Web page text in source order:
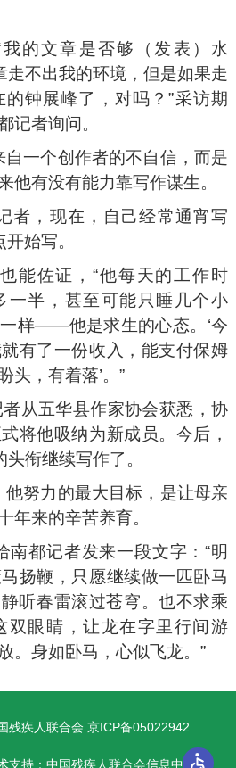
我的文章是否够（发表）水
走不出我的环境，但是如果走
钟展峰了，对吗？”采访期
记者询问。
一个创作者的不自信，而是
他有没有能力靠写作谋生。
者，现在，自己经常通宵写
始写。
能佐证，“他每天的工作时
一半，甚至可能只睡几个小
样——他是求生的心态。‘今
有了一份收入，能支付保姆
头，有着落’。”
从五华县作家协会获悉，协
将他吸纳为新成员。今后，
头衔继续写作了。
他努力的最大目标，是让母亲
年来的辛苦养育。
南都记者发来一段文字：“明
扬鞭，只愿继续做一匹卧马
听春雷滚过苍穹。也不求乘
双眼睛，让龙在字里行间游
。身如卧马，心似飞龙。”
残疾人联合会 京ICP备05022942
支持：中国残疾人联合会信息中心